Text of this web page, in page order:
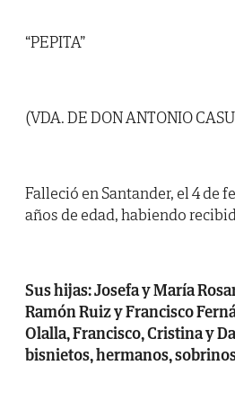
“PEPITA”
(VDA. DE DON ANTONIO
Falleció en Santander, el 4 de
años de edad, habiendo
Sus hijas: Josefa y María
Ramón Ruiz y Francisco
Olalla, Francisco, Cristina y
bisnietos, hermanos,